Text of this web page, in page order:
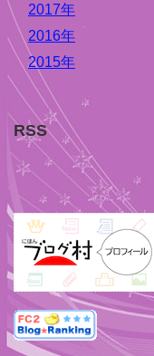
2017年
2016年
2015年
RSS